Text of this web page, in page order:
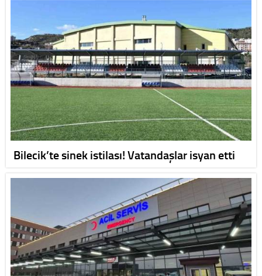
Bilecik’te sinek istilası! Vatandaşlar isyan etti